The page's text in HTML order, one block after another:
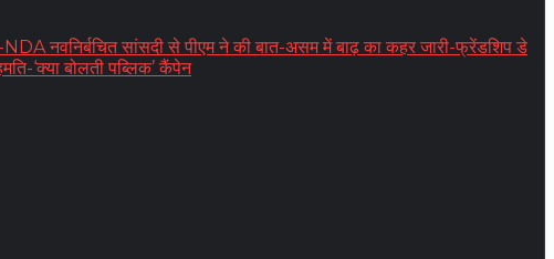
नवनिर्बचित सांसदी से पीएम ने की बात-असम में बाढ़ का कहर जारी-फ्रेंडशिप डे
‘क्या बोलती पब्लिक’ कैंपेन